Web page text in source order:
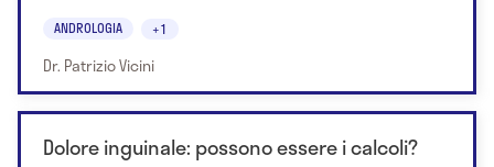
ANDROLOGIA +1
Dr. Patrizio Vicini
Dolore inguinale: possono essere i calcoli?